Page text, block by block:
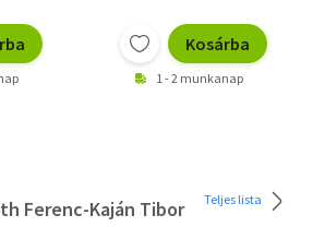
Kosárba
1 - 2 munkanap
Ferenc-Kaján Tibor Teljes lista